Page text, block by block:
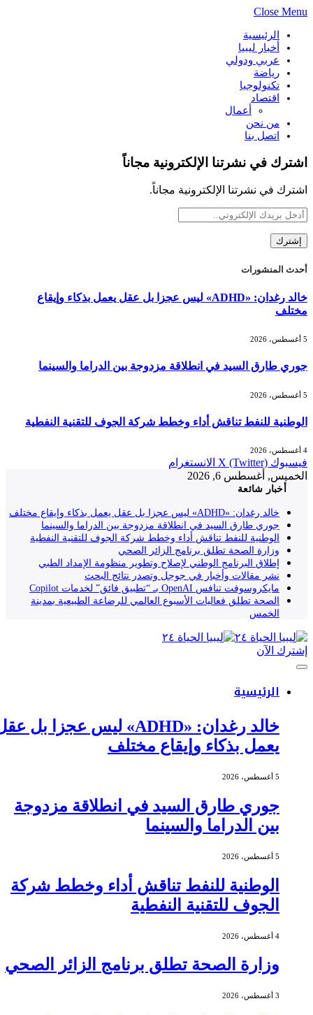
Close Menu
الرئيسية
أخبار ليبيا
عربي ودولي
رياضة
تكنولوجيا
اقتصاد
أعمال
من نحن
اتصل بنا
اشترك في نشرتنا الإلكترونية مجاناً
اشترك في نشرتنا الإلكترونية مجاناً.
أحدث المنشورات
خالد رغدان: «ADHD» ليس عجزا بل عقل يعمل بذكاء وإيقاع
مختلف
جوري طارق السيد في انطلاقة مزدوجة بين الدراما والسينما
الوطنية للنفط تناقش أداء وخطط شركة الجوف للتقنية النفطية
فيسبوك X (Twitter) الانستغرام
الخميس, أغسطس 6, 2026
أخبار شائعة
خالد رغدان: «ADHD» ليس عجزا بل عقل يعمل بذكاء وإيقاع مختلف
جوري طارق السيد في انطلاقة مزدوجة بين الدراما والسينما
الوطنية للنفط تناقش أداء وخطط شركة الجوف للتقنية النفطية
وزارة الصحة تطلق برنامج الزائر الصحي
إطلاق البرنامج الوطني لإصلاح وتطوير منظومة الإمداد الطبي
نشر مقالات وأخبار في جوجل وتصدر نتائج البحث
مايكروسوفت تنافس OpenAI بـ “تطبيق فائق” لخدمات Copilot
الصحة تطلق فعاليات الأسبوع العالمي للرضاعة الطبيعية بمدينة
الخمس
إشترك الآن
الرئيسية
خالد رغدان: «ADHD» ليس عجزا بل عقل
يعمل بذكاء وإيقاع مختلف
جوري طارق السيد في انطلاقة مزدوجة
بين الدراما والسينما
الوطنية للنفط تناقش أداء وخطط شركة
الجوف للتقنية النفطية
وزارة الصحة تطلق برنامج الزائر الصحي